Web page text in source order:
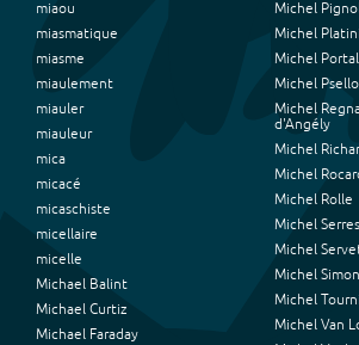
miaou
miasmatique
miasme
miaulement
miauler
miauleur
mica
micacé
micaschiste
micellaire
micelle
Michael Balint
Michael Curtiz
Michael Faraday
Michel
Michel Platini
Michel Portal
Michel
Michel
d'Angély
Michel
Michel
Michel Rolle
Michel Serres
Michel
Michel Simon
Michel
Michel Van